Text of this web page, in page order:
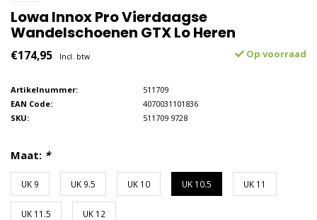
Lowa Innox Pro Vierdaagse
Wandelschoenen GTX Lo Heren
€174,95 Incl. btw Op voorraad
Artikelnummer:
511709
EAN Code:
4070031101836
SKU:
511709 9728
Maat: *
UK 9 UK 9.5 UK 10 UK 10.5 UK 11
UK 11.5 UK 12